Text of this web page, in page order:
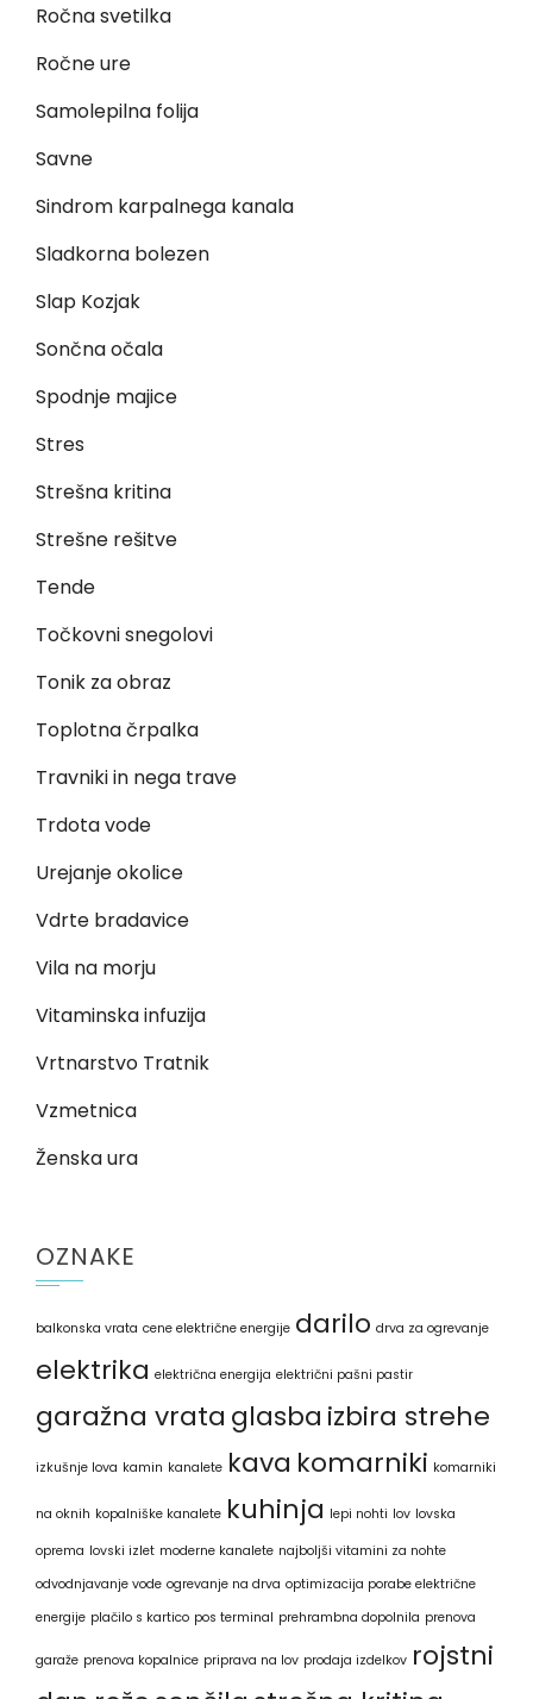
Ročna svetilka
Ročne ure
Samolepilna folija
Savne
Sindrom karpalnega kanala
Sladkorna bolezen
Slap Kozjak
Sončna očala
Spodnje majice
Stres
Strešna kritina
Strešne rešitve
Tende
Točkovni snegolovi
Tonik za obraz
Toplotna črpalka
Travniki in nega trave
Trdota vode
Urejanje okolice
Vdrte bradavice
Vila na morju
Vitaminska infuzija
Vrtnarstvo Tratnik
Vzmetnica
Ženska ura
OZNAKE
balkonska vrata cene električne energije darilo drva za ogrevanje
elektrika električna energija električni pašni pastir
garažna vrata glasba izbira strehe
izkušnje lova kamin kanalete kava komarniki komarniki
na oknih kopalniške kanalete kuhinja lepi nohti lov lovska
oprema lovski izlet moderne kanalete najboljši vitamini za nohte
odvodnjavanje vode ogrevanje na drva optimizacija porabe električne
energije plačilo s kartico pos terminal prehrambna dopolnila prenova
garaže prenova kopalnice priprava na lov prodaja izdelkov rojstni